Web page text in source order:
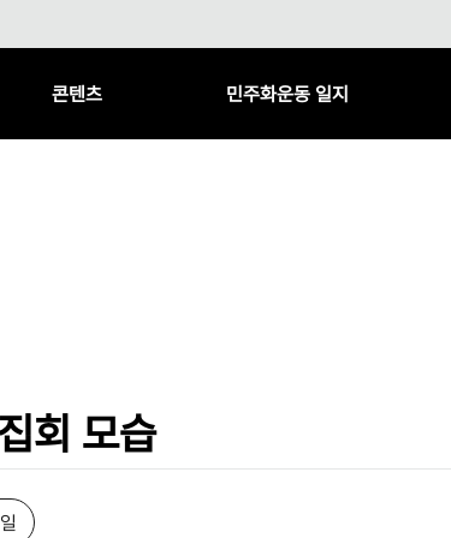
콘텐츠 민주화운동 일지
회 모습